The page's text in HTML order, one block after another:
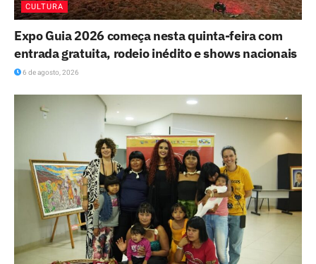
CULTURA
Expo Guia 2026 começa nesta quinta-feira com
entrada gratuita, rodeio inédito e shows nacionais
6 de agosto, 2026